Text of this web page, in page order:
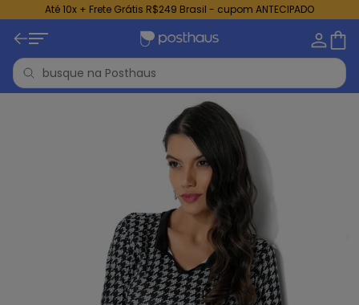
Até 10x + Frete Grátis R$249 Brasil - cupom ANTECIPADO